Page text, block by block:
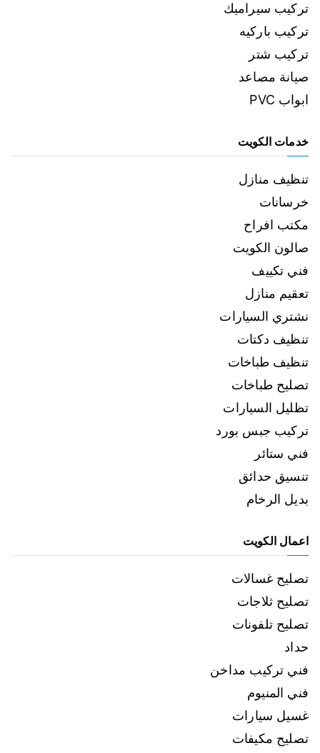
تركيب سيراميك
تركيب باركيه
تركيب شتر
صيانة مصاعد
ابواب PVC
خدمات الكويت
تنظيف منازل
خرسانات
مكتب افراح
صالون الكويت
فني تكييف
تعقيم منازل
نشتري السيارات
تنظيف دكتات
تنظيف طباخات
تصليح طباخات
تظليل السيارات
تركيب جبس بورد
فني ستائر
تنسيق حدائق
بديل الرخام
اعمال الكويت
تصليح غسالات
تصليح ثلاجات
تصليح تلفونات
حداد
فني تركيب مداخن
فني المنيوم
غسيل سيارات
تصليح مكيفات